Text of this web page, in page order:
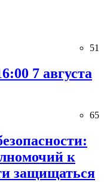
51
7 августа
65
к
защищаться